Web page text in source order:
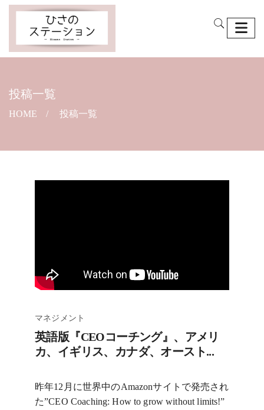
投稿一覧
HOME 投稿一覧
マネジメント
英語版『CEOコーチング』、アメリ
カ、イギリス、カナダ、オースト...
昨年12月に世界中のAmazonサイトで発売され
た”CEO Coaching: How to grow without limits!”